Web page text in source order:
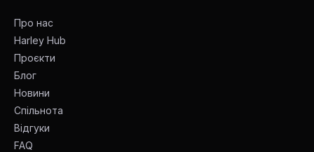
Про нас
Harley Hub
Проєкти
Блог
Новини
Спільнота
Відгуки
FAQ